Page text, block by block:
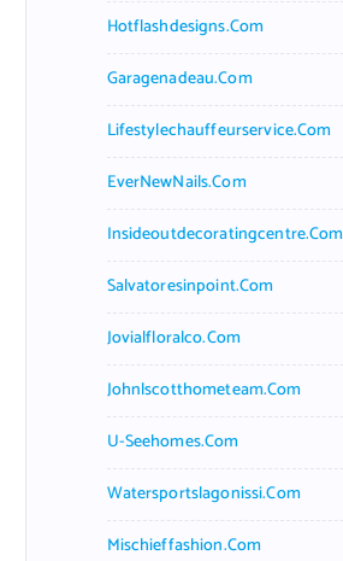
Hotflashdesigns.com
Garagenadeau.com
Lifestylechauffeurservice.com
EverNewNails.com
Insideoutdecoratingcentre.com
Salvatoresinpoint.com
Jovialfloralco.com
Johnlscotthometeam.com
U-Seehomes.com
Watersportslagonissi.com
Mischieffashion.com